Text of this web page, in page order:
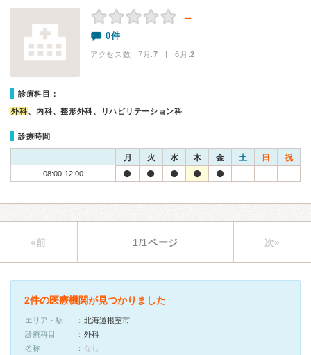
－
0件
アクセス数 7月:7 | 6月:2
診療科目：
外科、内科、整形外科、リハビリテーション科
診療時間
月 火 水 木 金 土 日 祝
08:00-12:00
«前 1/1ページ 次»
2件の医療機関が見つかりました
エリア・駅
北海道根室市
診療科目
外科
名称
なし